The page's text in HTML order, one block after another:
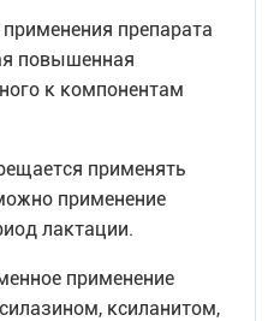
препарата
повышенная
к компонентам
применять
применение
лактации.
применение
ксиланитом,